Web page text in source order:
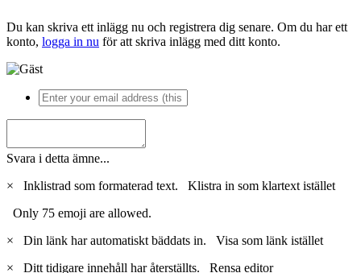
Du kan skriva ett inlägg nu och registrera dig senare. Om du har ett
konto, logga in nu för att skriva inlägg med ditt konto.
Svara i detta ämne...
×
Inklistrad som formaterad text. Klistra in som klartext istället
Only 75 emoji are allowed.
×
Din länk har automatiskt bäddats in. Visa som länk istället
×
Ditt tidigare innehåll har återställts. Rensa editor